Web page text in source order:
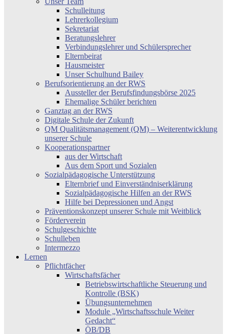
Schulleitung
Lehrerkollegium
Sekretariat
Beratungslehrer
Verbindungslehrer und Schülersprecher
Elternbeirat
Hausmeister
Unser Schulhund Bailey
Berufsorientierung an der RWS
Aussteller der Berufsfindungsbörse 2025
Ehemalige Schüler berichten
Ganztag an der RWS
Digitale Schule der Zukunft
QM Qualitätsmanagement (QM) – Weiterentwicklung
unserer Schule
Kooperationspartner
aus der Wirtschaft
Aus dem Sport und Sozialen
Sozialpädagogische Unterstützung
Elternbrief und Einverständniserklärung
Sozialpädagogische Hilfen an der RWS
Hilfe bei Depressionen und Angst
Präventionskonzept unserer Schule mit Weitblick
Förderverein
Schulgeschichte
Schulleben
Intermezzo
Lernen
Pflichtfächer
Wirtschaftsfächer
Betriebswirtschaftliche Steuerung und
Kontrolle (BSK)
Übungsunternehmen
Module „Wirtschaftsschule Weiter
Gedacht“
ÖB/DB